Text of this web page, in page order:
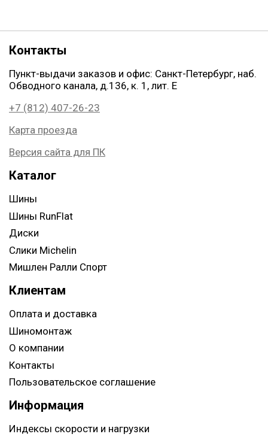
Контакты
Пункт-выдачи заказов и офис: Санкт-Петербург, наб.
Обводного канала, д.136, к. 1, лит. Е
+7 (812) 407-26-23
Карта проезда
Версия сайта для ПК
Каталог
Шины
Шины RunFlat
Диски
Слики Michelin
Мишлен Ралли Спорт
Клиентам
Оплата и доставка
Шиномонтаж
О компании
Контакты
Пользовательское соглашение
Информация
Индексы скорости и нагрузки